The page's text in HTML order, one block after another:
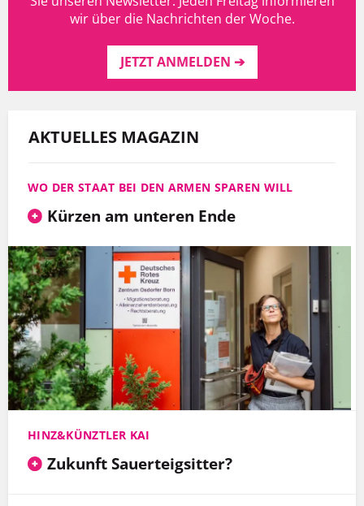
wir über die Nachrichten der Woche.
JETZT ANMELDEN ➔
AKTUELLES MAGAZIN
WO DER STAAT BEI DEN ARMEN SPAREN WILL
Kürzen am unteren Ende
HINZ&KÜNZTLER KAI
Zukunft Sauerteigsitter?